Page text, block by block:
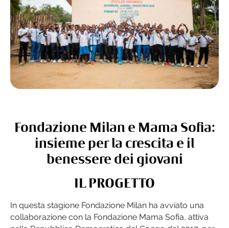
Fondazione Milan e Mama Sofia:
insieme per la crescita e il
benessere dei giovani
IL PROGETTO
In questa stagione Fondazione Milan ha avviato una
collaborazione con la Fondazione Mama Sofia, attiva